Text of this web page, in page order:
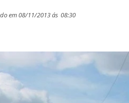
em 08/11/2013 ás 08:30